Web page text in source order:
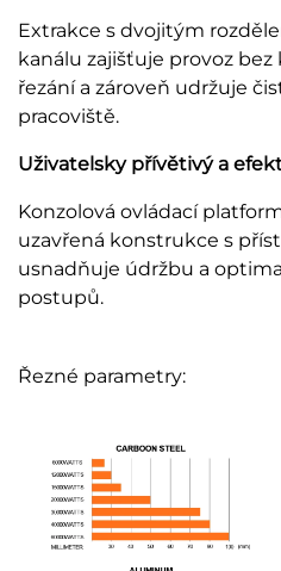
Extrakce s dvojitým
kanálu zajišťuje provoz
řezání a zároveň udržuje
pracoviště.
Uživatelsky přívětivý a
Konzolová ovládací
uzavřená konstrukce s
usnadňuje údržbu a
postupů.
Řezné parametry: